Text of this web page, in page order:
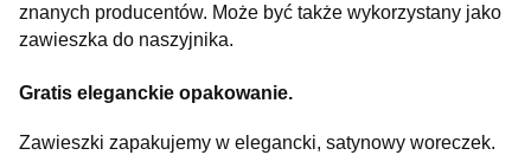
znanych producentów. Może być także wykorzystany jako
zawieszka do naszyjnika.
Gratis eleganckie opakowanie.
Zawieszki zapakujemy w elegancki, satynowy woreczek.